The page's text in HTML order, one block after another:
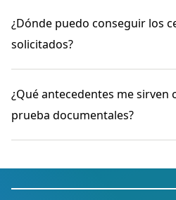
¿Dónde puedo conseguir los
solicitados?
¿Qué antecedentes me sirven
prueba documentales?